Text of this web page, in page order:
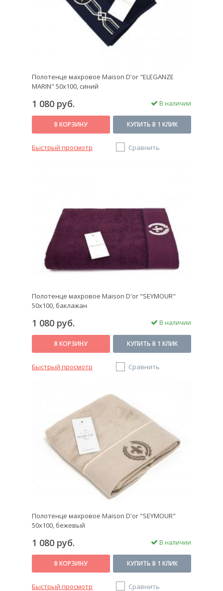
Полотенце махровое Maison D'or "ELEGANZE
MARIN" 50х100, синий
1 080 руб. В наличии
В КОРЗИНУ КУПИТЬ В 1 КЛИК
Быстрый просмотр Сравнить
Полотенце махровое Maison D'or "SEYMOUR"
50х100, баклажан
1 080 руб. В наличии
В КОРЗИНУ КУПИТЬ В 1 КЛИК
Быстрый просмотр Сравнить
Полотенце махровое Maison D'or "SEYMOUR"
50х100, бежевый
1 080 руб. В наличии
В КОРЗИНУ КУПИТЬ В 1 КЛИК
Быстрый просмотр Сравнить